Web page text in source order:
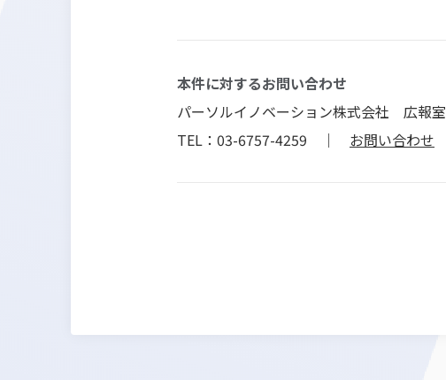
本件に対するお問い合わせ
パーソルイノベーション株式会社 広報室
TEL：03-6757-4259 ｜ お問い合わせ